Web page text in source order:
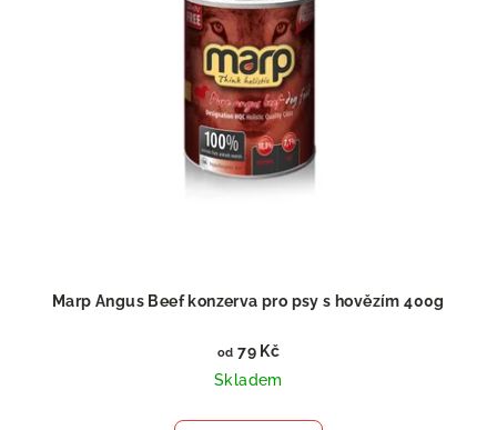
Marp Angus Beef konzerva pro psy s hovězím 400g
od 79 Kč
Skladem